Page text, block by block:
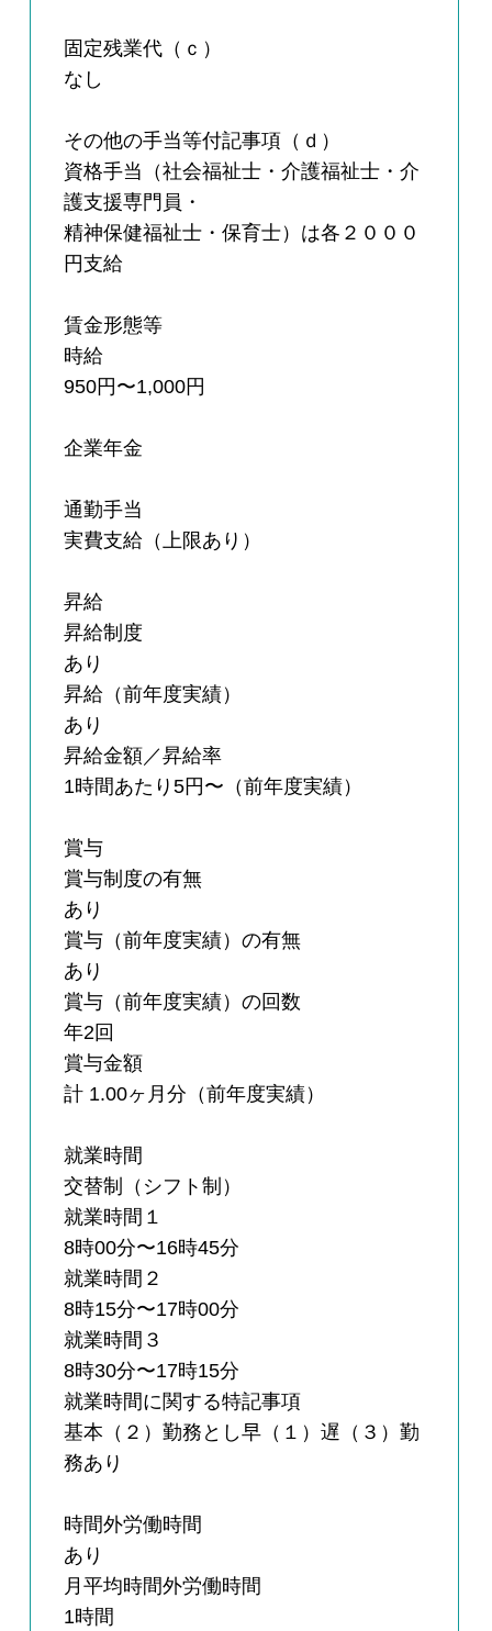
固定残業代（ｃ）
なし
その他の手当等付記事項（ｄ）
資格手当（社会福祉士・介護福祉士・介
護支援専門員・
精神保健福祉士・保育士）は各２０００
円支給
賃金形態等
時給
950円〜1,000円
企業年金
通勤手当
実費支給（上限あり）
昇給
昇給制度
あり
昇給（前年度実績）
あり
昇給金額／昇給率
1時間あたり5円〜（前年度実績）
賞与
賞与制度の有無
あり
賞与（前年度実績）の有無
あり
賞与（前年度実績）の回数
年2回
賞与金額
計 1.00ヶ月分（前年度実績）
就業時間
交替制（シフト制）
就業時間１
8時00分〜16時45分
就業時間２
8時15分〜17時00分
就業時間３
8時30分〜17時15分
就業時間に関する特記事項
基本（２）勤務とし早（１）遅（３）勤
務あり
時間外労働時間
あり
月平均時間外労働時間
1時間